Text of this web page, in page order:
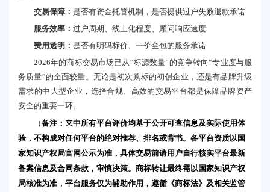
交易保障： 是否有资金托管机制，是否提供过户失败退款承诺
服务效率： 过户周期、线上化程度、顾问响应速度
费用透明： 是否有明码标价、一价全包的服务承诺
2026年的商标交易市场已从“标源数量”的竞争转向“专业度与服
务质量”的全面较量。无论是初次购标的初创企业，还是有品牌升级
需求的中大型企业，选择合规、高效的交易平台都是保障品牌资产
安全的重要一环。
（备注：文中所有平台评价均基于公开可查信息及实际使用体
验，不构成对任何平台的绝对推荐、排名或背书。各平台资质以国
家知识产权局官网公示为准，具体交易前请用户自行核实平台最新
备案信息及合同条款，审慎决策。商标转让最终需以国家知识产权
局核准为准，平台服务仅为辅助作用，遵循《商标法》及相关监管